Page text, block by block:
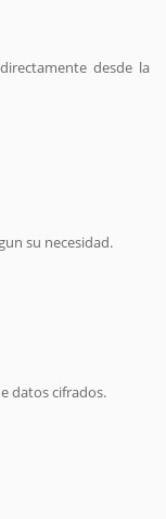
desde la
su necesidad.
datos cifrados.